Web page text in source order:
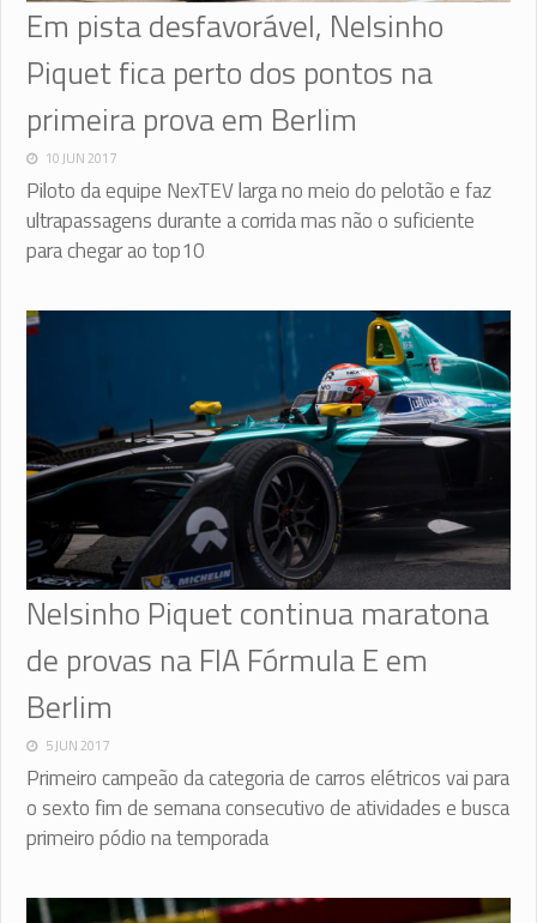
Em pista desfavorável, Nelsinho
Piquet fica perto dos pontos na
primeira prova em Berlim
10 JUN 2017
Piloto da equipe NexTEV larga no meio do pelotão e faz
ultrapassagens durante a corrida mas não o suficiente
para chegar ao top10
Nelsinho Piquet continua maratona
de provas na FIA Fórmula E em
Berlim
5 JUN 2017
Primeiro campeão da categoria de carros elétricos vai para
o sexto fim de semana consecutivo de atividades e busca
primeiro pódio na temporada